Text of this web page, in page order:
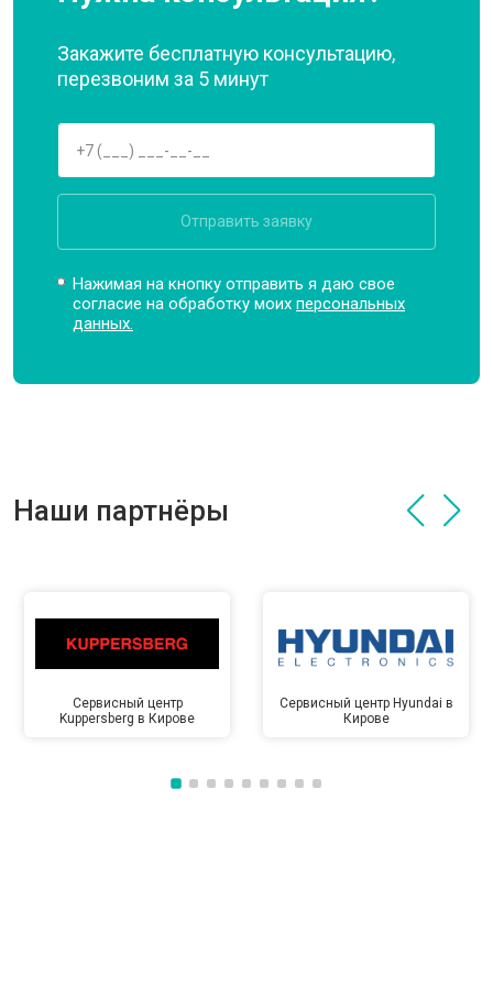
Закажите бесплатную консультацию,
перезвоним за 5 минут
Отправить заявку
Нажимая на кнопку отправить я даю свое
согласие на обработку моихперсональных
данных.
Наши партнёры
Сервисный центр
Kuppersberg в Кирове
Сервисный центр Hyundai в
Кирове